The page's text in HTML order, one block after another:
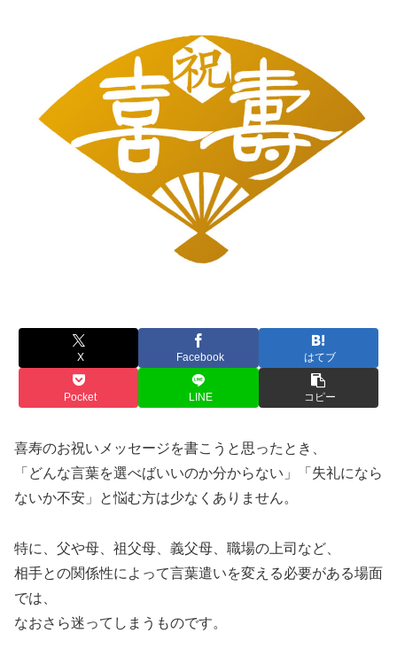
X Facebook はてブ
Pocket LINE コピー
喜寿のお祝いメッセージを書こうと思ったとき、
「どんな言葉を選べばいいのか分からない」「失礼になら
ないか不安」と悩む方は少なくありません。
特に、父や母、祖父母、義父母、職場の上司など、
相手との関係性によって言葉遣いを変える必要がある場面
では、
なおさら迷ってしまうものです。